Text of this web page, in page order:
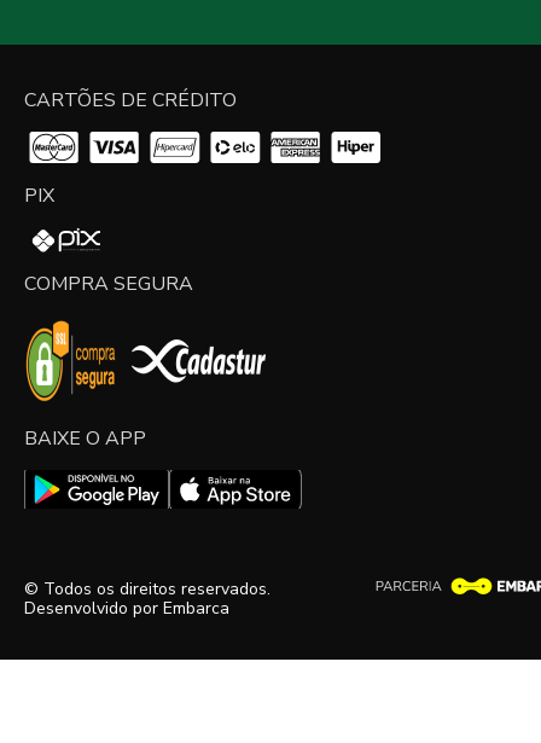
CARTÕES DE CRÉDITO
PIX
COMPRA SEGURA
BAIXE O APP
© Todos os direitos reservados.
Desenvolvido por Embarca